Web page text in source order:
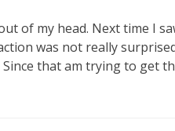
of my head. Next time I
was not really
that am trying to get